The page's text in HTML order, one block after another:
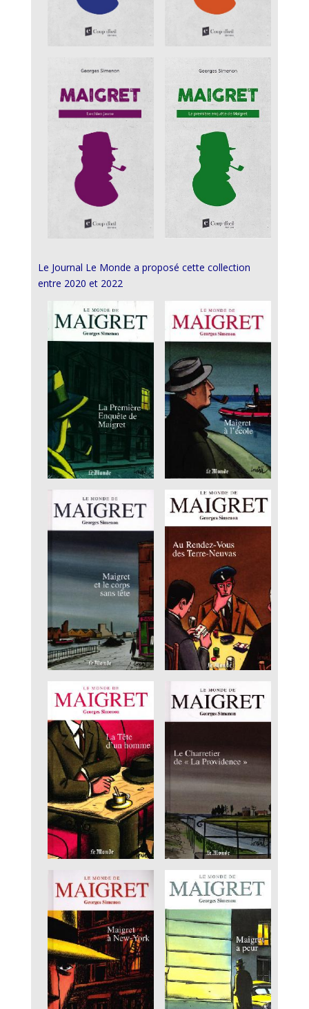
Le Journal Le Monde a proposé cette collection
entre 2020 et 2022